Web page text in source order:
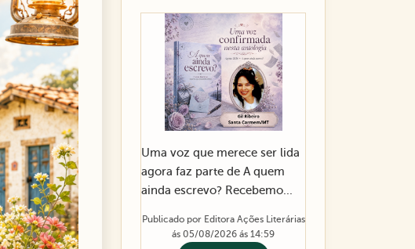
Uma voz que merece ser lida
agora faz parte de A quem
ainda escrevo? Recebemo...
Publicado por Editora Ações Literárias
ás 05/08/2026 ás 14:59